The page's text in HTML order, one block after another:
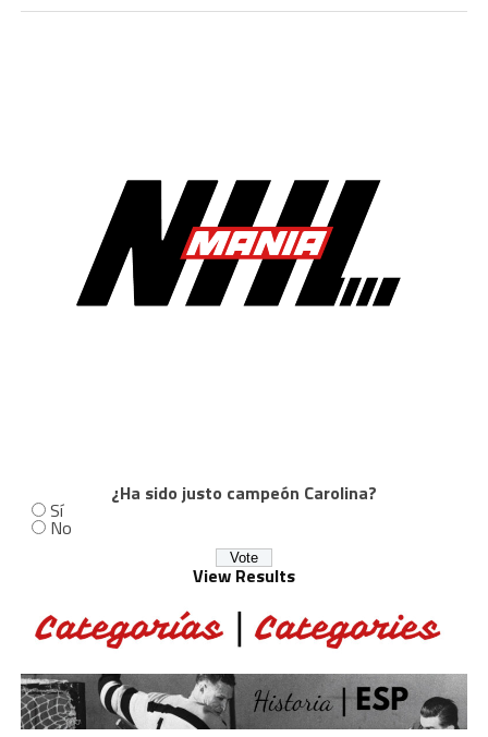
¿Ha sido justo campeón Carolina?
Sí
No
View Results